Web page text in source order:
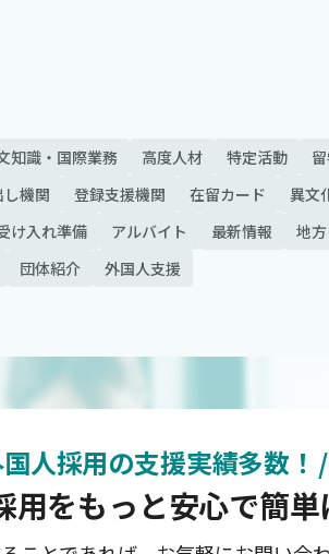
知識・国際業務 高度人材 特定活動
機関 登録支援機関 在留カード 異文
け入れ準備 アルバイト 最新情報 地
団体紹介 外国人支援
人採用の支援実績多数！ /
をもっと安心で簡単